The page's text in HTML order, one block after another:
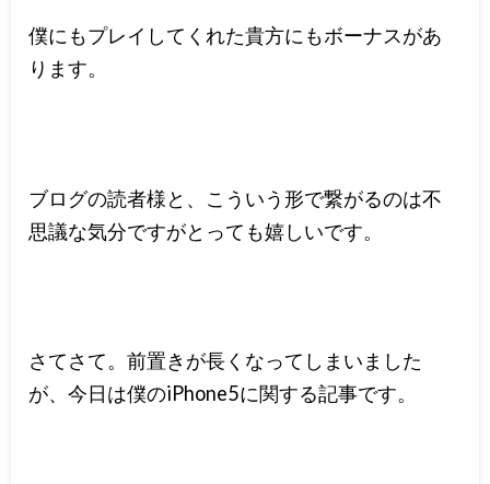
僕にもプレイしてくれた貴方にもボーナスがあ
ります。
ブログの読者様と、こういう形で繋がるのは不
思議な気分ですがとっても嬉しいです。
さてさて。前置きが長くなってしまいました
が、今日は僕のiPhone5に関する記事です。